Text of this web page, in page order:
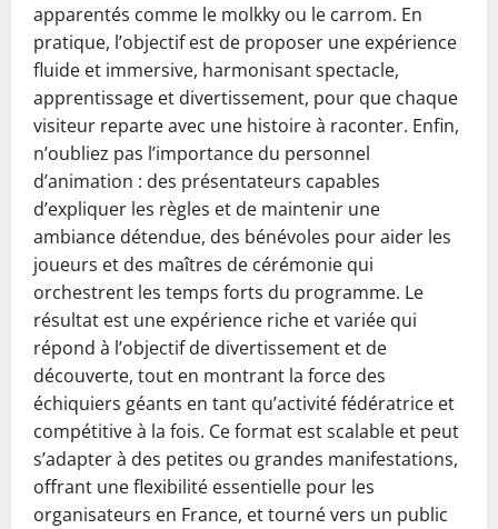
apparentés comme le molkky ou le carrom. En
pratique, l’objectif est de proposer une expérience
fluide et immersive, harmonisant spectacle,
apprentissage et divertissement, pour que chaque
visiteur reparte avec une histoire à raconter. Enfin,
n’oubliez pas l’importance du personnel
d’animation : des présentateurs capables
d’expliquer les règles et de maintenir une
ambiance détendue, des bénévoles pour aider les
joueurs et des maîtres de cérémonie qui
orchestrent les temps forts du programme. Le
résultat est une expérience riche et variée qui
répond à l’objectif de divertissement et de
découverte, tout en montrant la force des
échiquiers géants en tant qu’activité fédératrice et
compétitive à la fois. Ce format est scalable et peut
s’adapter à des petites ou grandes manifestations,
offrant une flexibilité essentielle pour les
organisateurs en France, et tourné vers un public